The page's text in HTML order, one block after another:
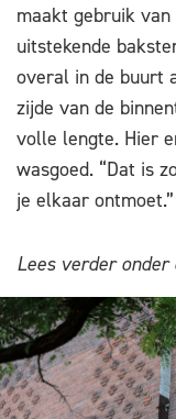
maakt gebruik
uitstekende
overal in de buurt
zijde van de
volle lengte. Hier
wasgoed. “Dat is
je elkaar ontmoet.”
Lees verder onder